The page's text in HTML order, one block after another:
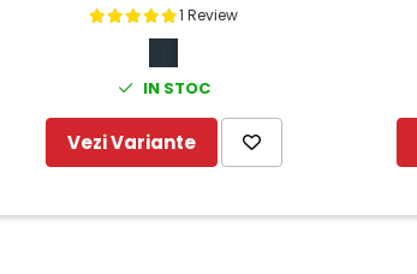
1 Review
IN STOC
Vezi Variante